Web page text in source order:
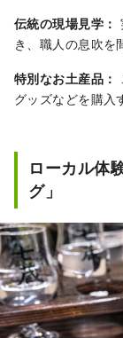
伝統の現場見学：
き、職人の息吹を
特別なお土産品：
グッズなどを購入
ローカル体
グ」